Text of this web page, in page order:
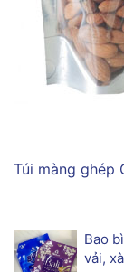
Túi màng ghép
Bao
vải,